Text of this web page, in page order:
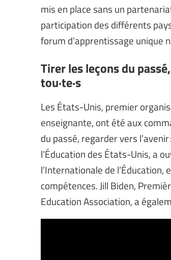
mis en place sans un
participation des différents
forum d’apprentissage unique
Tirer les leçons du
tou·te·s
Les États-Unis, premier
enseignante, ont été aux
du passé, regarder vers
l’Éducation des États-Unis, a
l’Internationale de l’Éducation,
compétences. Jill Biden,
Education Association, a